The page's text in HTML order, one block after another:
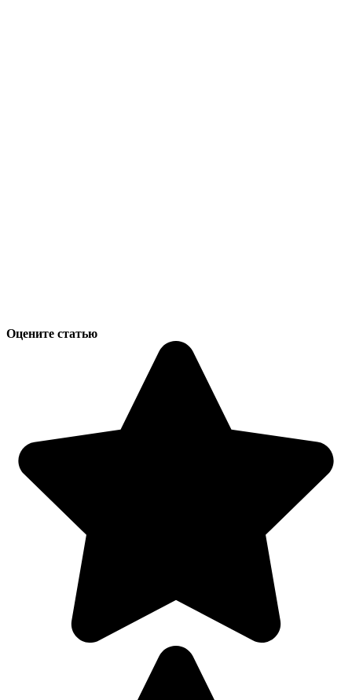
Оцените статью